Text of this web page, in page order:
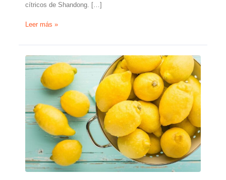
cítricos de Shandong. […]
Las
de
cítricos
chinos
pasan
mala
racha
Leer más »